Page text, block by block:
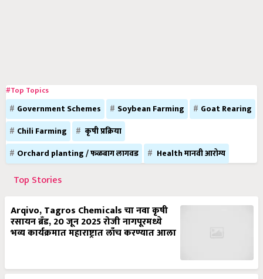
#Top Topics
Government Schemes Soybean Farming
Goat Rearing
Chili Farming
कृषी प्रक्रिया
Orchard planting / फळबाग लागवड
Health मानवी आरोग्य
Top Stories
Arqivo, Tagros Chemicals चा नवा कृषी
रसायन ब्रँड, 20 जून 2025 रोजी नागपूरमध्ये
भव्य कार्यक्रमात महाराष्ट्रात लाँच करण्यात आला